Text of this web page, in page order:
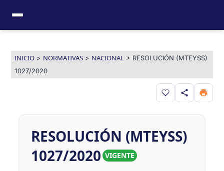
contenido
INICIO> NORMATIVAS> NACIONAL> RESOLUCIÓN (MTEYSS)
1027/2020
Guardar en
RESOLUCIÓN (MTEYSS)
1027/2020 VIGENTE